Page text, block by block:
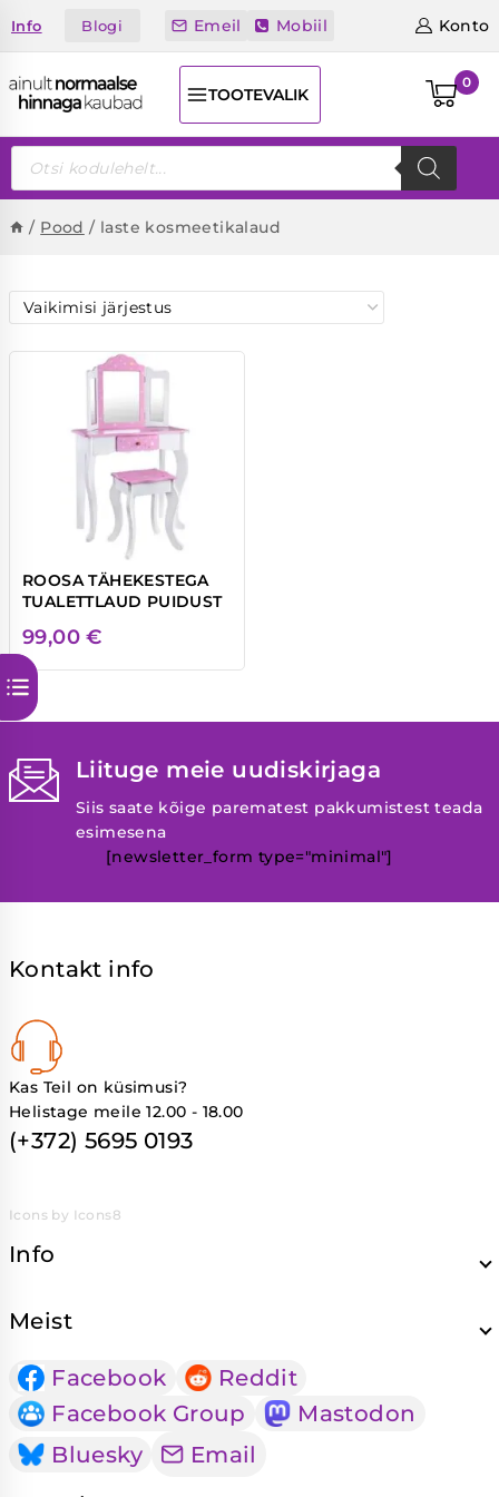
toInfo Blogi Emeil Mobiil Konto
TOOTEVALIK
0
Products
search
/ Pood / laste kosmeetikalaud
ROOSA TÄHEKESTEGA
TUALETTLAUD PUIDUST
99,00€
Liituge meie uudiskirjaga
Siis saate kõige parematest pakkumistest teada
esimesena
[newsletter_form type="minimal"]
Kontakt info
Kas Teil on küsimusi?
Helistage meile 12.00 - 18.00
(+372) 5695 0193
Icons by Icons8
Info
Meist
Facebook
Reddit
Facebook Group
Mastodon
Bluesky
Email